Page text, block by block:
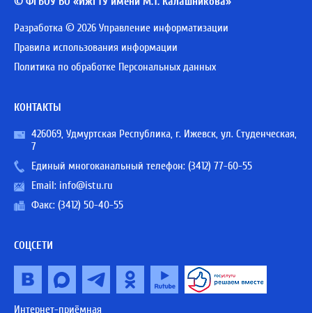
Разработка © 2026 Управление информатизации
Правила использования информации
Политика по обработке Персональных данных
КОНТАКТЫ
426069, Удмуртская Республика, г. Ижевск, ул. Студенческая,
7
Единый многоканальный телефон: (3412) 77-60-55
Email: info@istu.ru
Факс: (3412) 50-40-55
СОЦСЕТИ
Интернет-приёмная